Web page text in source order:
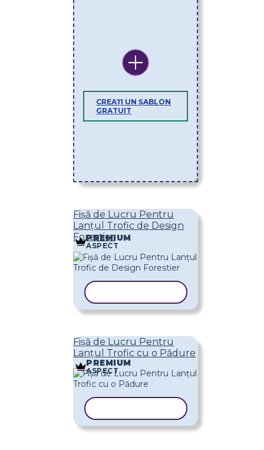
CREAȚI UN ȘABLON
GRATUIT
Fișă de Lucru Pentru
Lanțul Trofic de Design
Forestier
PREMIUM
ASPECT
Fișă de Lucru Pentru
Lanțul Trofic cu o Pădure
PREMIUM
ASPECT